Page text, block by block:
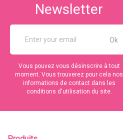
Newsletter
Vous pouvez vous désinscrire à tout
moment. Vous trouverez pour cela nos
informations de contact dans les
conditions d'utilisation du site.